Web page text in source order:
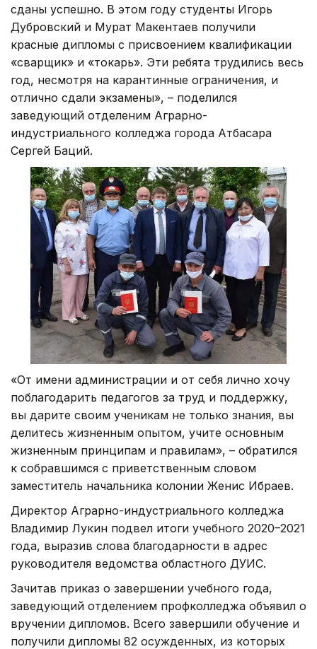
сданы успешно. В этом году студенты Игорь
Дубровский и Мурат Макентаев получили
красные дипломы с присвоением квалификации
«сварщик» и «токарь». Эти ребята трудились весь
год, несмотря на карантинные ограничения, и
отлично сдали экзамены», – поделился
заведующий отделеним Аграрно-
индустриального колледжа города Атбасара
Сергей Баций.
«От имени администрации и от себя лично хочу
поблагодарить педагогов за труд и поддержку,
вы дарите своим ученикам не только знания, вы
делитесь жизненным опытом, учите основным
жизненным принципам и правилам», – обратился
к собравшимся с приветственным словом
заместитель начальника колонии Женис Ибраев.
Директор Аграрно-индустриального колледжа
Владимир Лукин подвел итоги учебного 2020–2021
года, выразив слова благодарности в адрес
руководителя ведомства областного ДУИС.
Зачитав приказ о завершении учебного года,
заведующий отделением профколледжа объявил о
вручении дипломов. Всего завершили обучение и
получили дипломы 82 осужденных, из которых